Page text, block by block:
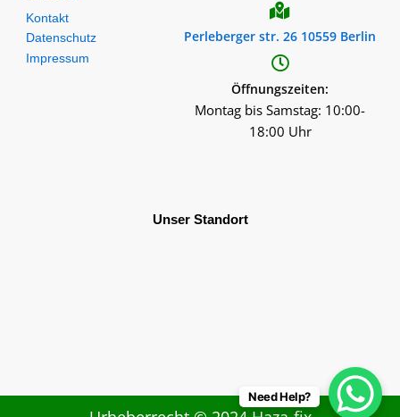
Kontakt
Datenschutz
Impressum
Perleberger str. 26 10559 Berlin
Öffnungszeiten:
Montag bis Samstag: 10:00-
18:00 Uhr
Unser Standort
Need Help?